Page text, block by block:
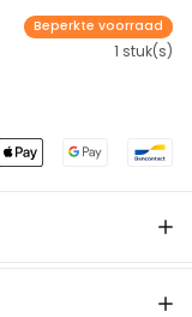
Beperkte voorraad
1 stuk(s)